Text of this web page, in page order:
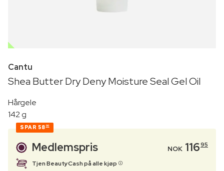
OUTLET
Cantu
Shea Butter Dry Deny Moisture Seal Gel Oil
Hårgele
142 g
SPAR 58 00
Medlemspris NOK 11695
Tjen BeautyCash på alle kjøp